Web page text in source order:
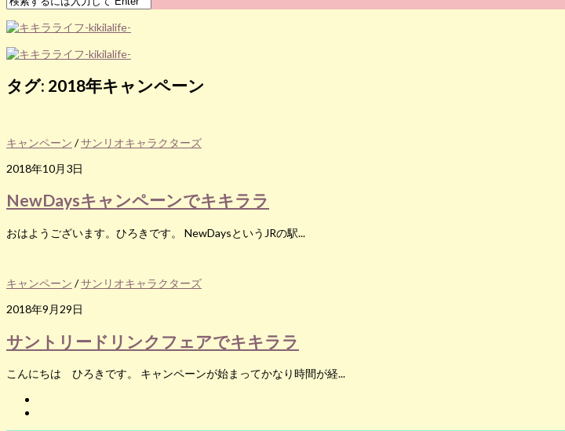
タグ: 2018年キャンペーン
キャンペーン /サンリオキャラクターズ
2018年10月3日
NewDaysキャンペーンでキキララ
おはようございます。ひろきです。 NewDaysというJRの駅...
キャンペーン /サンリオキャラクターズ
2018年9月29日
サントリードリンクフェアでキキララ
こんにちは ひろきです。 キャンペーンが始まってかなり時間が経...